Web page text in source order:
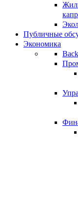
Публичные
Экономика
Back